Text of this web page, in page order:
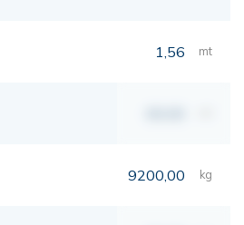
1,56 mt
9200,00 kg